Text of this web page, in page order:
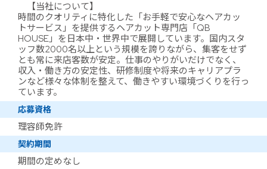
【当社について】
時間のクオリティに特化した「お手軽で安心なヘアカッ
トサービス」を提供するヘアカット専門店「QB
HOUSE」を日本中・世界中で展開しています。国内スタ
ッフ数2000名以上という規模を誇りながら、集客をせず
とも常に来店客数が安定。仕事のやりがいだけでなく、
収入・働き方の安定性、研修制度や将来のキャリアプラ
ンなど様々な体制を整えて、働きやすい環境づくりを行っ
ています。
応募資格
理容師免許
契約期間
期間の定めなし